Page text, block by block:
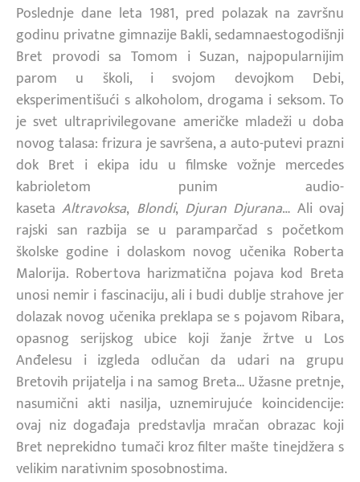
Poslednje dane leta 1981, pred polazak na završnu
godinu privatne gimnazije Bakli, sedamnaestogodišnji
Bret provodi sa Tomom i Suzan, najpopularnijim
parom u školi, i svojom devojkom Debi,
eksperimentišući s alkoholom, drogama i seksom. To
je svet ultraprivilegovane američke mladeži u doba
novog talasa: frizura je savršena, a auto-putevi prazni
dok Bret i ekipa idu u filmske vožnje mercedes
kabrioletom punim audio-
kasetaAltravoksa, Blondi, Djuran Djurana… Ali ovaj
rajski san razbija se u paramparčad s početkom
školske godine i dolaskom novog učenika Roberta
Malorija. Robertova harizmatična pojava kod Breta
unosi nemir i fascinaciju, ali i budi dublje strahove jer
dolazak novog učenika preklapa se s pojavom Ribara,
opasnog serijskog ubice koji žanje žrtve u Los
Anđelesu i izgleda odlučan da udari na grupu
Bretovih prijatelja i na samog Breta… Užasne pretnje,
nasumični akti nasilja, uznemirujuće koincidencije:
ovaj niz događaja predstavlja mračan obrazac koji
Bret neprekidno tumači kroz filter mašte tinejdžera s
velikim narativnim sposobnostima.